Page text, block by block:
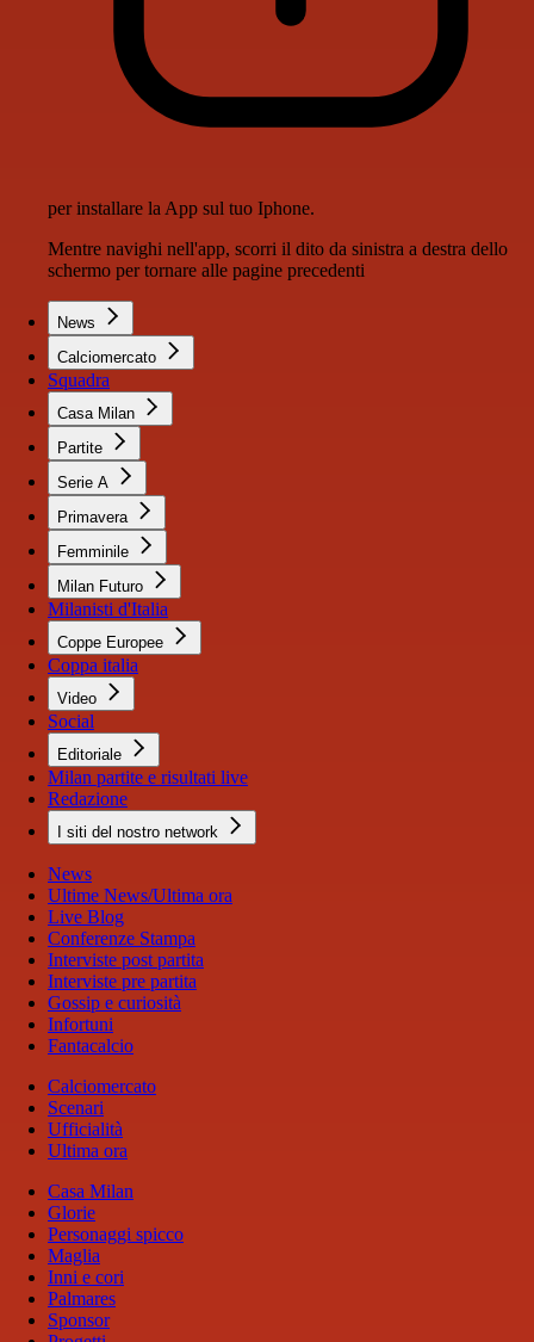
per installare la App sul tuo Iphone.
Mentre navighi nell'app, scorri il dito da sinistra a destra dello
schermo per tornare alle pagine precedenti
News
Calciomercato
Squadra
Casa Milan
Partite
Serie A
Primavera
Femminile
Milan Futuro
Milanisti d'Italia
Coppe Europee
Coppa italia
Video
Social
Editoriale
Milan partite e risultati live
Redazione
I siti del nostro network
News
Ultime News/Ultima ora
Live Blog
Conferenze Stampa
Interviste post partita
Interviste pre partita
Gossip e curiosità
Infortuni
Fantacalcio
Calciomercato
Scenari
Ufficialità
Ultima ora
Casa Milan
Glorie
Personaggi spicco
Maglia
Inni e cori
Palmares
Sponsor